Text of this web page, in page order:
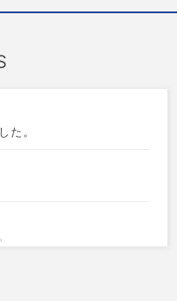
た。
しました。